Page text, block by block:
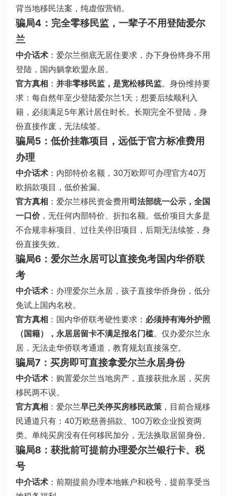
背当地移民法案，纯虚假营销。
骗局4：完全零移民监，一辈子不用登陆爱尔
兰
中介话术 ：爱尔兰彻底无居住要求，办下身份终身不用
登陆，国内躺拿欧盟永居。
官方真相 ：并非零移民监，是宽松移民监。身份维持要
求：每自然年至少登陆爱尔兰1天；想要后续顺利入
籍，必须满足5年累计居住时长。长期完全不登陆，身
份直接作废，无法续签。
骗局5：低价挂靠项目，远低于官方标准费用
办理
中介话术 ：内部特价名额，30万欧即可办理官方40万
欧捐款项目，低价捡漏。
官方真相 ：爱尔兰移民资金费用司法部统一公示，全国
一口价，无任何内部特价、折扣名额。低价项目大多是
不合规非标项目、过往关停旧项目，后期无法续签，身
份直接失效。
骗局6：爱尔兰永居可以直接免考国内华侨联
考
中介话术 ：办理爱尔兰永居，孩子直接华侨身份，低分
免试上国内名校。
官方真相 ：国内华侨联考硬性要求： 必须持有海外护照
（国籍），永居居留卡不满足报名门槛。仅办爱尔兰永
居，无法走华侨联考通道，教育规划直接落空。
骗局7：买房即可直接拿爱尔兰永居身份
中介话术 ：购置爱尔兰当地房产，直接获批永居，买房
移民两不误。
官方真相 ：爱尔兰早已关停买房移民政策 ，目前合规移
民通道只有：40万欧慈善捐款、100万欧企业投资两
类。单纯买房没有任何移民加分，无法换取居留身份。
骗局8：获批前可提前办理爱尔兰银行卡、税
号
中介话术 ：前期提前办理本地账户和税号，提前享受当